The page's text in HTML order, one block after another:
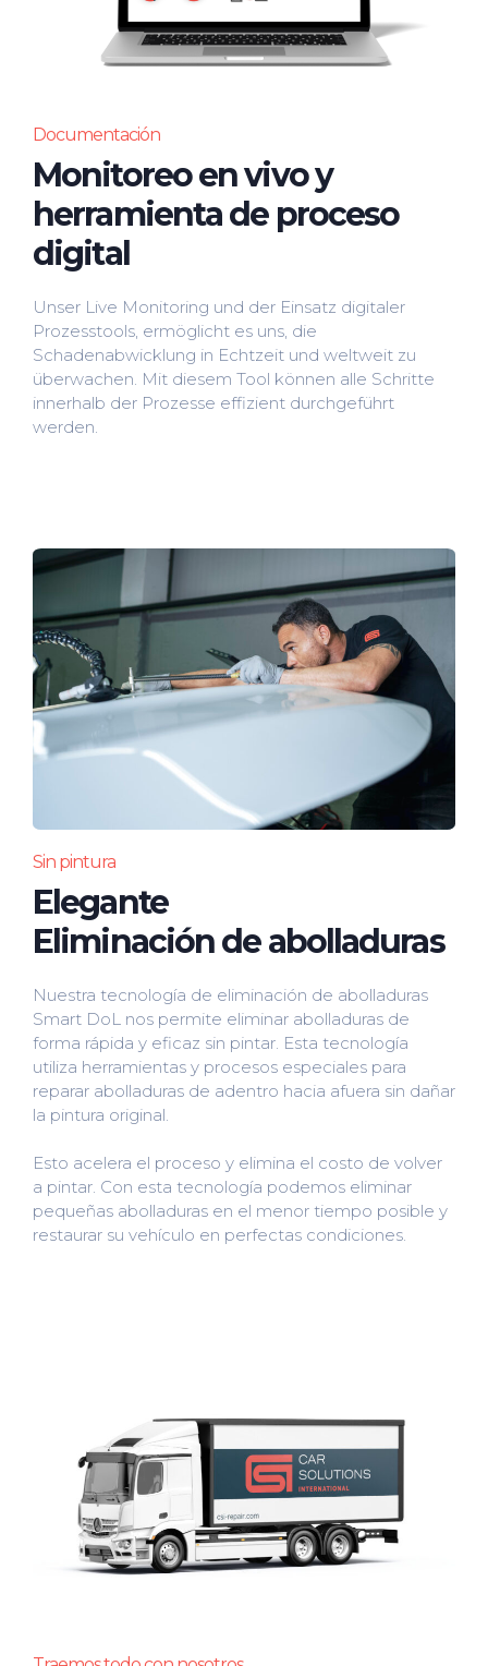
Documentación
Monitoreo en vivo y
herramienta de proceso
digital
Unser Live Monitoring und der Einsatz digitaler
Prozesstools, ermöglicht es uns, die
Schadenabwicklung in Echtzeit und weltweit zu
überwachen. Mit diesem Tool können alle Schritte
innerhalb der Prozesse effizient durchgeführt
werden.
Sin pintura
Elegante
Eliminación de abolladuras
Nuestra tecnología de eliminación de abolladuras
Smart DoL nos permite eliminar abolladuras de
forma rápida y eficaz sin pintar. Esta tecnología
utiliza herramientas y procesos especiales para
reparar abolladuras de adentro hacia afuera sin dañar
la pintura original.
Esto acelera el proceso y elimina el costo de volver
a pintar. Con esta tecnología podemos eliminar
pequeñas abolladuras en el menor tiempo posible y
restaurar su vehículo en perfectas condiciones.